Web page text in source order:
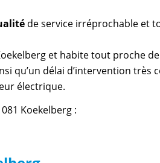
de service irréprochable et
et habite tout proche
qu’un délai d’intervention très
électrique.
Koekelberg :